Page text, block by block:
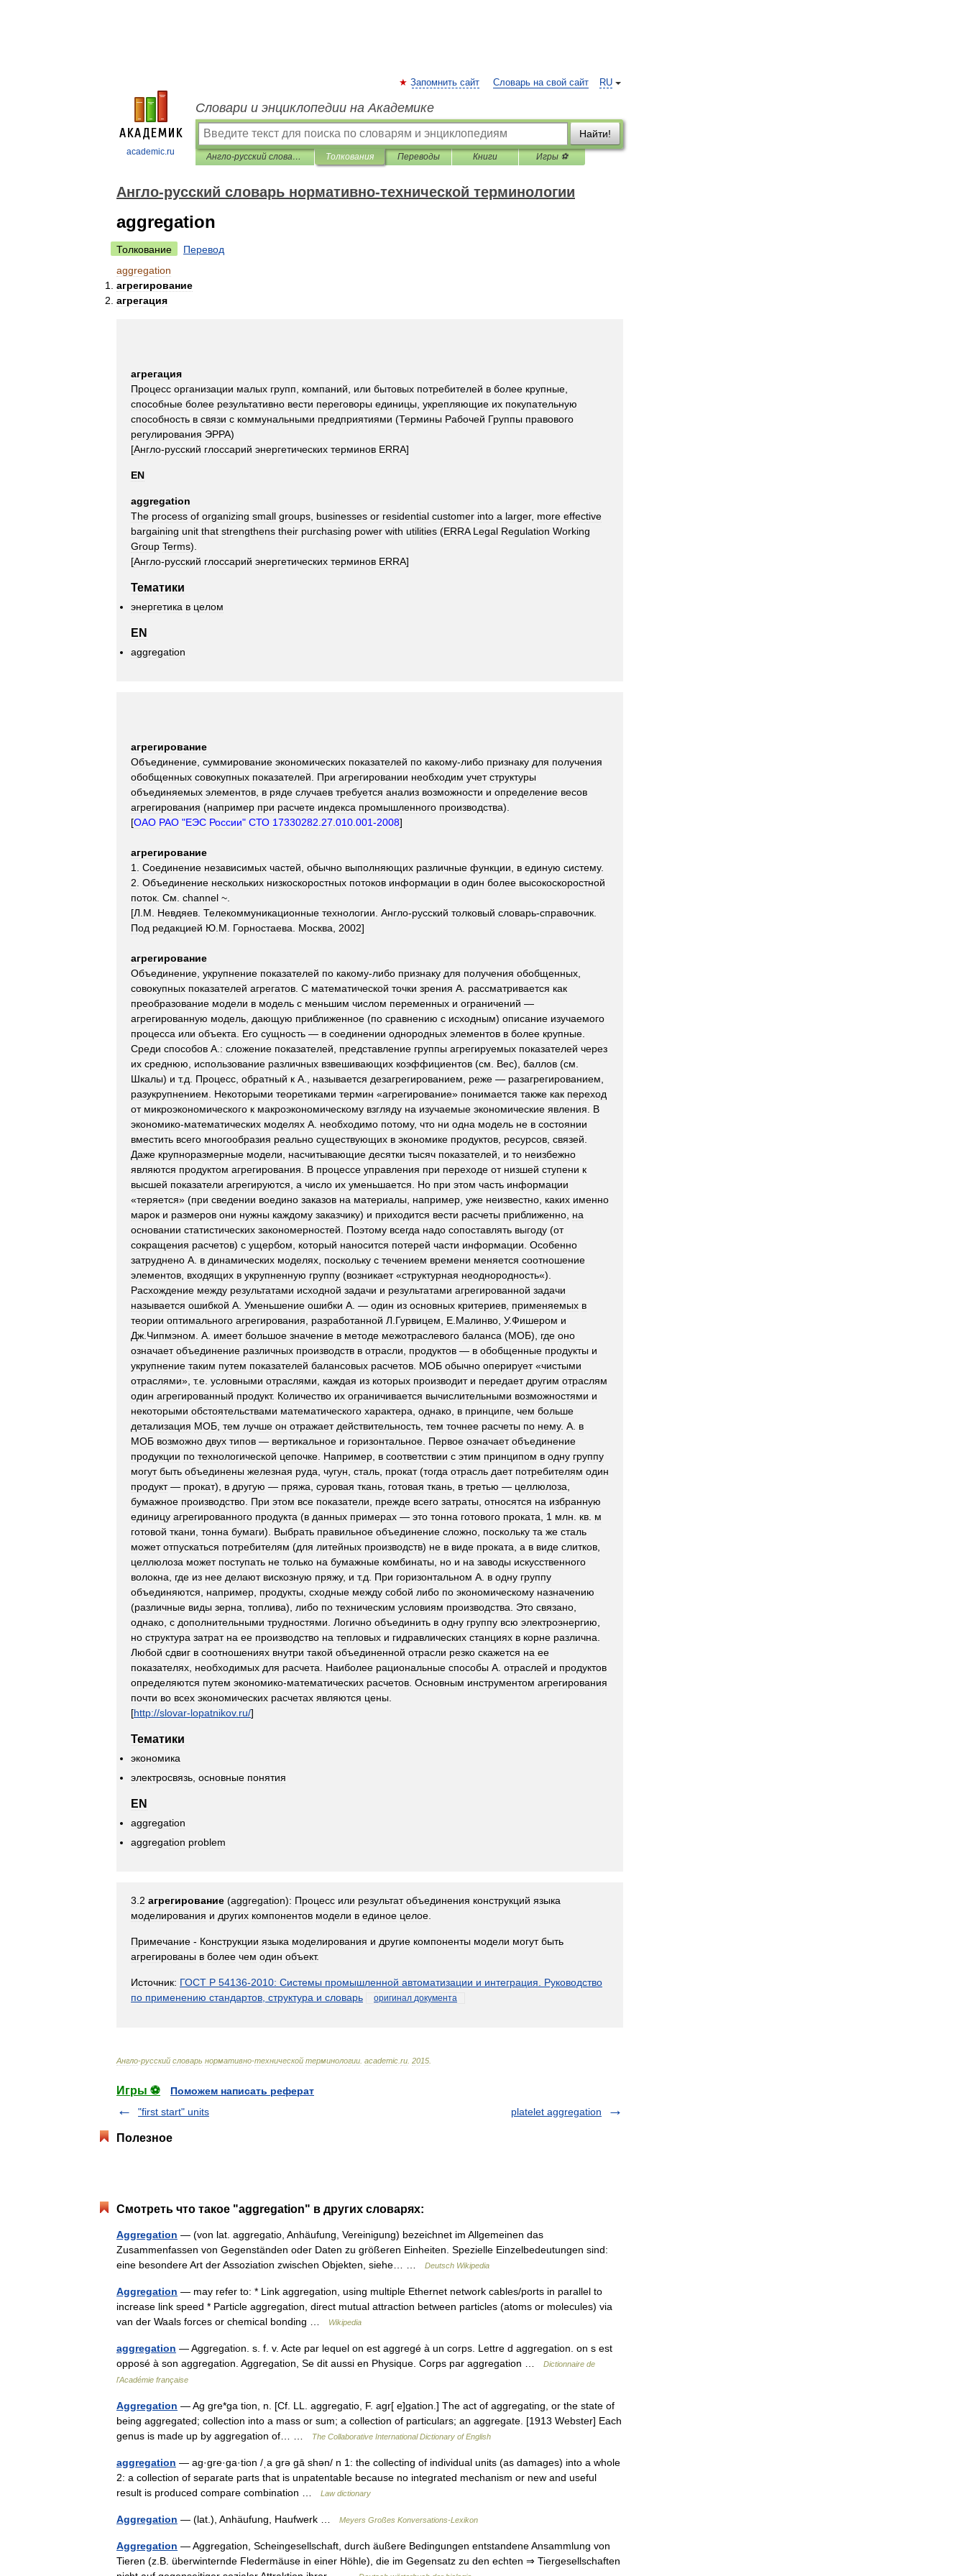
academic.ru
RU
Запомнить сайт Словарь на свой сайт
Словари и энциклопедии на Академике
Найти!
Англо-русский словарь нормативно-технической терминологии Толкования Переводы Книги Игры ⚽
Англо-русский словарь нормативно-технической терминологии
aggregation
Толкование
Перевод
aggregation
агрегирование
агрегация
агрегация
Процесс организации малых групп компаний или бытовых потребителей в более крупные
способные более результативно вести переговоры единицы укрепляющие их покупательную
способность в связи с коммунальными предприятиями (Термины Рабочей Группы правового
регулирования ЭРРА)
[Англо-русский глосcарий энергетических терминов ERRA]
EN
aggregation
The process of organizing small groups businesses or residential customer into a larger, more effective
bargaining unit that strengthens their purchasing power with utilities (ERRA Legal Regulation Working
Group Terms).
[Англо-русский глосcарий энергетических терминов ERRA]
Тематики
энергетика в целом
EN
aggregation
агрегирование
Объединение суммирование экономических показателей по какому-либо признаку для получения
обобщенных совокупных показателей При агрегировании необходим учет структуры
объединяемых элементов в ряде случаев требуется анализ возможности и определение весов
агрегирования (например при расчете индекса промышленного производства).
[ОАО РАО "ЕЭС России" СТО 17330282 27 010 001-2008]
агрегирование
1
Соединение независимых частей обычно выполняющих различные функции в единую систему.
2 Объединение нескольких низкоскоростных потоков информации в один более высокоскоростной
поток См channel ~.
[Л М Невдяев Телекоммуникационные технологии Англо-русский толковый словарь-справочник
Под редакцией Ю М Горностаева Москва 2002]
агрегирование
Объединение укрупнение показателей по какому-либо признаку для получения обобщенных
совокупных показателей агрегатов С математической точки зрения А рассматривается как
преобразование модели в модель с меньшим числом переменных и ограничений —
агрегированную модель дающую приближенное (по сравнению с исходным) описание изучаемого
процесса или объекта Его сущность — в соединении однородных элементов в более крупные
Среди способов А : сложение показателей представление группы агрегируемых показателей через
их среднюю использование различных взвешивающих коэффициентов (см Вес), баллов (см
Шкалы) и т.д Процесс обратный к А называется дезагрегированием реже — разагрегированием
разукрупнением
Некоторыми теоретиками термин «агрегирование» понимается также как переход
от микроэкономического к макроэкономическому взгляду на изучаемые экономические явления
В
экономико-математических моделях А необходимо потому, что ни одна модель не в состоянии
вместить всего многообразия реально существующих в экономике продуктов ресурсов связей
Даже крупноразмерные модели насчитывающие десятки тысяч показателей и то неизбежно
являются продуктом агрегирования В процессе управления при переходе от низшей ступени к
высшей показатели агрегируются а число их уменьшается Но при этом часть информации
«теряется» (при сведении воедино заказов на материалы например уже неизвестно каких именно
марок и размеров они нужны каждому заказчику) и приходится вести расчеты приближенно на
основании статистических закономерностей Поэтому всегда надо сопоставлять выгоду (от
сокращения расчетов) с ущербом который наносится потерей части информации Особенно
затруднено А в динамических моделях поскольку с течением времени меняется соотношение
элементов входящих в укрупненную группу (возникает«структурная неоднородность«).
Расхождение между результатами исходной задачи и результатами агрегированной задачи
называется ошибкой А Уменьшение ошибки А . — один из основных критериев применяемых в
теории оптимального агрегирования разработанной Л Гурвицем Е Малинво У.Фишером и
Дж Чипмэном А имеет большое значение в методе межотраслевого баланса (МОБ), где оно
означает объединение различных производств в отрасли продуктов — в обобщенные продукты и
укрупнение таким путем показателей балансовых расчетов МОБ обычно оперирует«чистыми
отраслями», т.е условными отраслями каждая из которых производит и передает другим отраслям
один агрегированный продукт. Количество их ограничивается вычислительными возможностями и
некоторыми обстоятельствами математического характера однако в принципе чем больше
детализация МОБ тем лучше он отражает действительность тем точнее расчеты по нему. А в
МОБ возможно двух типов — вертикальное и горизонтальное Первое означает объединение
продукции по технологической цепочке Например в соответствии с этим принципом в одну группу
могут быть объединены железная руда чугун сталь прокат(тогда отрасль дает потребителям один
продукт— прокат), в другую — пряжа суровая ткань готовая ткань в третью — целлюлоза
бумажное производство При этом все показатели прежде всего затраты относятся на избранную
единицу агрегированного продукта (в данных примерах — это тонна готового проката 1 млн кв м
готовой ткани тонна бумаги). Выбрать правильное объединение сложно поскольку та же сталь
может отпускаться потребителям (для литейных производств) не в виде проката а в виде слитков
целлюлоза может поступать не только на бумажные комбинаты но и на заводы искусственного
волокна
где из нее делают вискозную пряжу, и т.д При горизонтальном А в одну группу
объединяются
например продукты сходные между собой либо по экономическому назначению
(различные виды зерна топлива), либо по техническим условиям производства Это связано
однако с дополнительными трудностями Логично объединить в одну группу всю электроэнергию
но структура затрат на ее производство на тепловых и гидравлических станциях в корне различна
Любой сдвиг в соотношениях внутри такой объединенной отрасли резко скажется на ее
показателях необходимых для расчета Наиболее рациональные способы А отраслей и продуктов
определяются путем экономико-математических расчетов Основным инструментом агрегирования
почти во всех экономических расчетах являются цены
[http://slovar-lopatnikov. ru/]
Тематики
экономика
электросвязь основные понятия
EN
aggregation
aggregation problem
3 2 агрегирование (aggregation): Процесс или результат объединения конструкций языка
моделирования и других компонентов модели в единое целое
Примечание - Конструкции языка моделирования и другие компоненты модели могут быть
агрегированы в более чем один объект.
Источник: ГОСТ Р 54136-2010: Системы промышленной автоматизации и интеграция
Руководство
по применению стандартов структура и словарь оригинал документа
Англо-русский словарь нормативно-технической терминологии academic ru 2015
Игры ⚽
Поможем написать реферат
"first start" units
platelet aggregation
Полезное
Смотреть что такое "aggregation" в других словарях:
Aggregation — (von lat. aggregatio, Anhäufung, Vereinigung) bezeichnet im Allgemeinen das
Zusammenfassen von Gegenständen oder Daten zu größeren Einheiten. Spezielle Einzelbedeutungen sind:
eine besondere Art der Assoziation zwischen Objekten, siehe… …
Deutsch Wikipedia
Aggregation — may refer to: * Link aggregation, using multiple Ethernet network cables/ports in parallel to
increase link speed * Particle aggregation, direct mutual attraction between particles (atoms or molecules) via
van der Waals forces or chemical bonding …
Wikipedia
aggregation — Aggregation. s. f. v. Acte par lequel on est aggregé à un corps. Lettre d aggregation. on s est
opposé à son aggregation. Aggregation, Se dit aussi en Physique. Corps par aggregation …
Dictionnaire de
l'Académie française
Aggregation — Ag gre*ga tion, n. [Cf. LL. aggregatio, F. agr[ e]gation.] The act of aggregating, or the state of
being aggregated; collection into a mass or sum; a collection of particulars; an aggregate. [1913 Webster] Each
genus is made up by aggregation of… …
The Collaborative International Dictionary of English
aggregation — ag·gre·ga·tion /ˌa grə gā shən/ n 1: the collecting of individual units (as damages) into a whole
2: a collection of separate parts that is unpatentable because no integrated mechanism or new and useful
result is produced compare combination …
Law dictionary
Aggregation — (lat.), Anhäufung, Haufwerk … Meyers Großes Konversations-Lexikon
Aggregation — Aggregation, Scheingesellschaft, durch äußere Bedingungen entstandene Ansammlung von
Tieren (z.B. überwinternde Fledermäuse in einer Höhle), die im Gegensatz zu den echten ⇒ Tiergesellschaften